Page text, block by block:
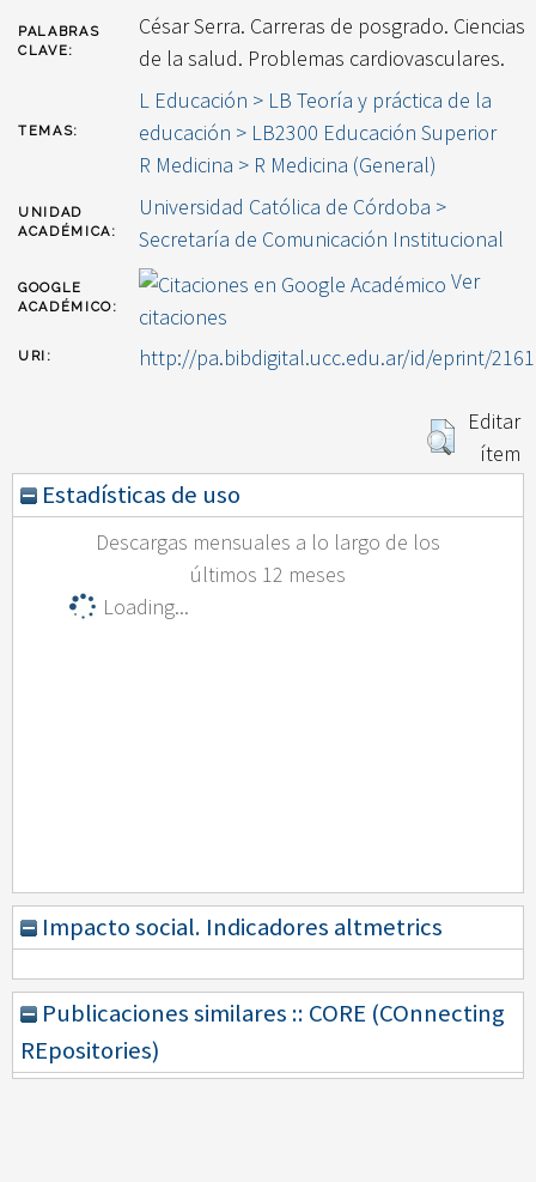
PALABRAS
CLAVE:
César Serra. Carreras de posgrado. Ciencias
de la salud. Problemas cardiovasculares.
TEMAS:
L Educación > LB Teoría y práctica de la
educación > LB2300 Educación Superior
R Medicina > R Medicina (General)
UNIDAD
ACADÉMICA:
Universidad Católica de Córdoba >
Secretaría de Comunicación Institucional
GOOGLE
ACADÉMICO:
Ver
citaciones
URI: http://pa.bibdigital.ucc.edu.ar/id/eprint/2161
Editar
ítem
Estadísticas de uso
Descargas mensuales a lo largo de los
últimos 12 meses
Loading...
Impacto social. Indicadores altmetrics
Publicaciones similares :: CORE (COnnecting
REpositories)